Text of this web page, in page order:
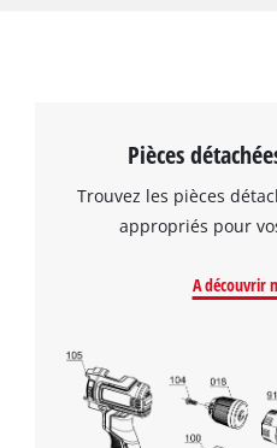
réaffuter parfaitement des
couteaux de cuisine et des
Pièces
Trouvez les pièces
appropriés pour
A découvrir